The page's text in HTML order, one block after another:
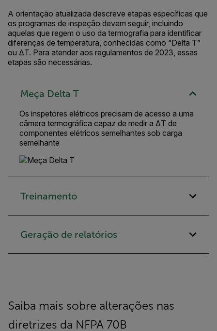
A orientação atualizada descreve etapas específicas que
os programas de inspeção devem seguir, incluindo
aquelas que regem o uso da termografia para identificar
diferenças de temperatura, conhecidas como “Delta T”
ou ΔT. Para atender aos regulamentos de 2023, essas
etapas são necessárias.
Meça Delta T
Os inspetores elétricos precisam de acesso a uma
câmera termográfica capaz de medir a ΔT de
componentes elétricos semelhantes sob carga
semelhante
Treinamento
Geração de relatórios
Saiba mais sobre alterações nas
diretrizes da NFPA 70B